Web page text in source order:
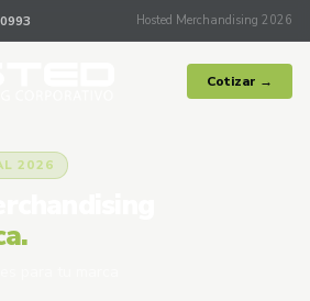
Hosted Merchandising 2026
Cotizar →
2026